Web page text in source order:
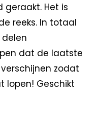
Het is
reeks. In totaal
dat de laatste
zodat
lopen! Geschikt